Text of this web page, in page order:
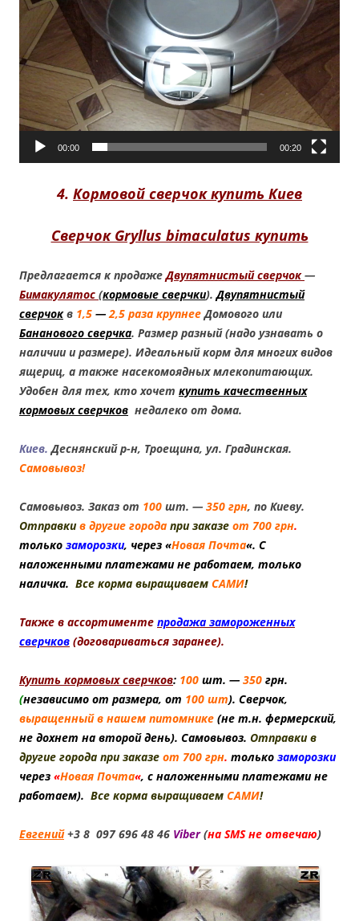
00:00 00:20
4. Кормовой сверчок купить Киев
Сверчок Gryllus bimaculatus купить
Предлагается к продажеДвупятнистый сверчок—
Бимакулятос (кормовые сверчки).Двупятнистый
сверчокв 1,5 —2,5 раза крупнееДомового или
Бананового сверчка. Размер разный (надо узнавать о
наличии и размере). Идеальный корм для многих видов
ящериц, а также насекомоядных млекопитающих.
Удобен для тех, кто хочет купить качественных
кормовых сверчков недалеко от дома.
Киев. Деснянский р-н, Троещина, ул. Градинская.
Самовывоз!
Самовывоз. Заказ от 100 шт. — 350 грн, по Киеву.
Отправкив другие города при заказе от 700 грн.
только заморозки, через «Новая Почта«. С
наложенными платежами не работаем, только
наличка. Все корма выращиваем САМИ!
Также в ассортименте продажа замороженных
сверчков (договариваться заранее).
Купить кормовых сверчков: 100 шт. — 350 грн.
(независимо от размера, от 100 шт). Сверчок,
выращенный в нашем питомнике (не т.н. фермерский,
не дохнет на второй день). Самовывоз. Отправки в
другие города при заказе от 700 грн. только заморозки
через «Новая Почта«, с наложенными платежами не
работаем). Все корма выращиваем САМИ!
Евгений +3 8 097 696 48 46 Viber(на SMS не отвечаю)